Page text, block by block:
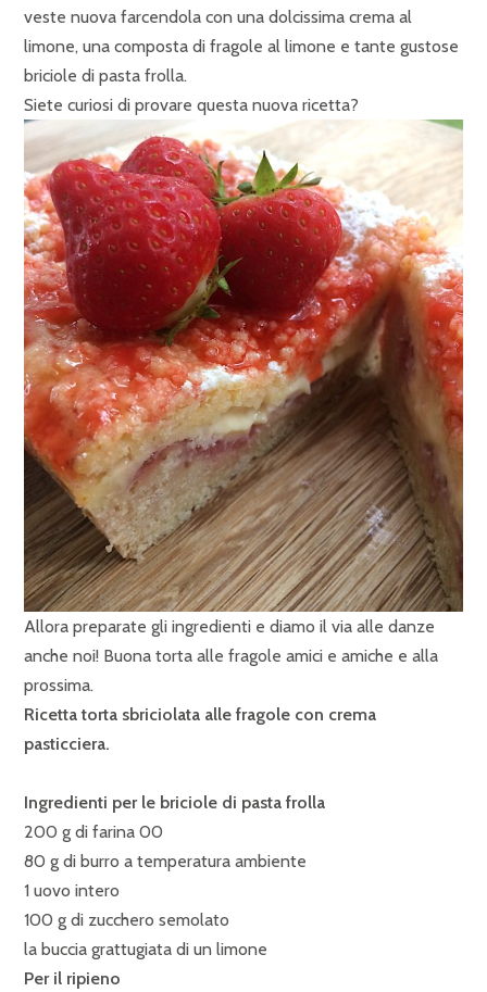
veste nuova farcendola con una dolcissima crema al
limone, una composta di fragole al limone e tante gustose
briciole di pasta frolla.
Siete curiosi di provare questa nuova ricetta?
Allora preparate gli ingredienti e diamo il via alle danze
anche noi! Buona torta alle fragole amici e amiche e alla
prossima.
Ricetta torta sbriciolata alle fragole con crema
pasticciera.
Ingredienti per le briciole di pasta frolla
200 g di farina 00
80 g di burro a temperatura ambiente
1 uovo intero
100 g di zucchero semolato
la buccia grattugiata di un limone
Per il ripieno